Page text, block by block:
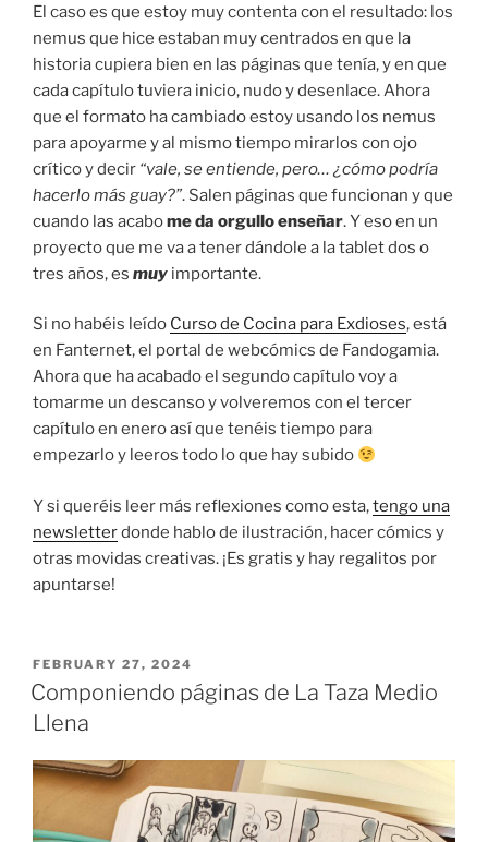
El caso es que estoy muy contenta con el resultado: los
nemus que hice estaban muy centrados en que la
historia cupiera bien en las páginas que tenía, y en que
cada capítulo tuviera inicio, nudo y desenlace. Ahora
que el formato ha cambiado estoy usando los nemus
para apoyarme y al mismo tiempo mirarlos con ojo
crítico y decir “vale, se entiende, pero… ¿cómo podría
hacerlo más guay?”. Salen páginas que funcionan y que
cuando las acabome da orgullo enseñar. Y eso en un
proyecto que me va a tener dándole a la tablet dos o
tres años, es muy importante.
Si no habéis leído Curso de Cocina para Exdioses, está
en Fanternet, el portal de webcómics de Fandogamia.
Ahora que ha acabado el segundo capítulo voy a
tomarme un descanso y volveremos con el tercer
capítulo en enero así que tenéis tiempo para
empezarlo y leeros todo lo que hay subido
Y si queréis leer más reflexiones como esta,tengo una
newsletterdonde hablo de ilustración, hacer cómics y
otras movidas creativas. ¡Es gratis y hay regalitos por
apuntarse!
POSTED
ON
FEBRUARY 27, 2024
Componiendo páginas de La Taza Medio
Llena